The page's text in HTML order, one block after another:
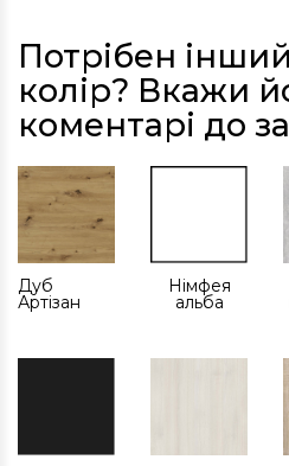
Потрібен інший
колір? Вкажи
коментарі до
Дуб
Артізан
Німфея
альба